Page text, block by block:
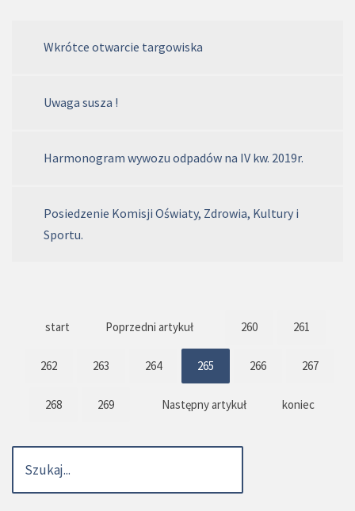
Wkrótce otwarcie targowiska
Uwaga susza !
Harmonogram wywozu odpadów na IV kw. 2019r.
Posiedzenie Komisji Oświaty, Zdrowia, Kultury i
Sportu.
start Poprzedni artykuł 260 261
262 263 264 265 266 267
268 269 Następny artykuł koniec